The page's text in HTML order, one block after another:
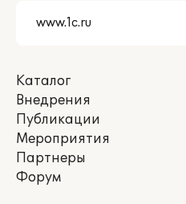
Каталог
Внедрения
Публикации
Мероприятия
Партнеры
Форум